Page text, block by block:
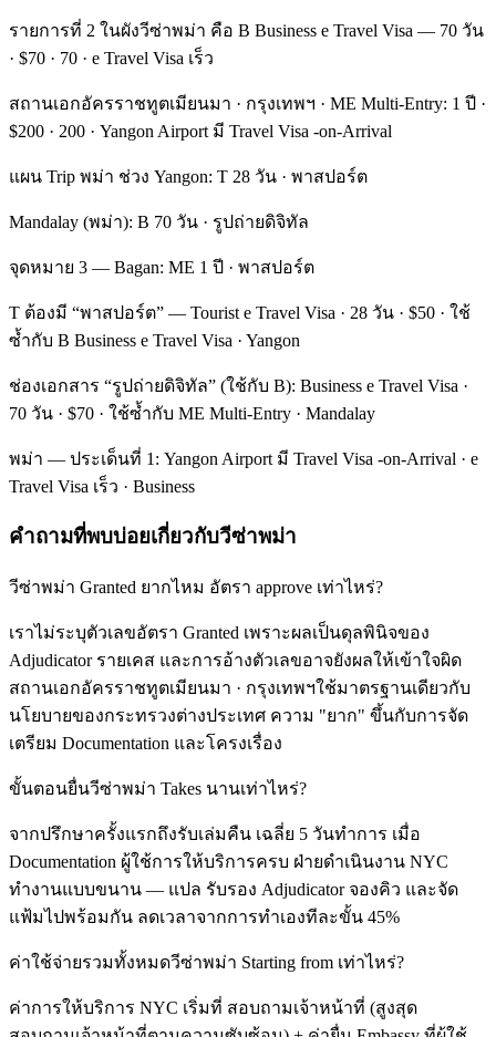
รายการที่ 2 ในผังวีซ่าพม่า คือ B Business e Travel Visa — 70 วัน
· $70 · 70 · e Travel Visa เร็ว
สถานเอกอัครราชทูตเมียนมา · กรุงเทพฯ · ME Multi-Entry: 1 ปี ·
$200 · 200 · Yangon Airport มี Travel Visa -on-Arrival
แผน Trip พม่า ช่วง Yangon: T 28 วัน · พาสปอร์ต
Mandalay (พม่า): B 70 วัน · รูปถ่ายดิจิทัล
จุดหมาย 3 — Bagan: ME 1 ปี · พาสปอร์ต
T ต้องมี “พาสปอร์ต” — Tourist e Travel Visa · 28 วัน · $50 · ใช้
ซ้ำกับ B Business e Travel Visa · Yangon
ช่องเอกสาร “รูปถ่ายดิจิทัล” (ใช้กับ B): Business e Travel Visa ·
70 วัน · $70 · ใช้ซ้ำกับ ME Multi-Entry · Mandalay
พม่า — ประเด็นที่ 1: Yangon Airport มี Travel Visa -on-Arrival · e
Travel Visa เร็ว · Business
คำถามที่พบบ่อยเกี่ยวกับวีซ่าพม่า
วีซ่าพม่า Granted ยากไหม อัตรา approve เท่าไหร่?
เราไม่ระบุตัวเลขอัตรา Granted เพราะผลเป็นดุลพินิจของ
Adjudicator รายเคส และการอ้างตัวเลขอาจยังผลให้เข้าใจผิด
สถานเอกอัครราชทูตเมียนมา · กรุงเทพฯใช้มาตรฐานเดียวกับ
นโยบายของกระทรวงต่างประเทศ ความ "ยาก" ขึ้นกับการจัด
เตรียม Documentation และโครงเรื่อง
ขั้นตอนยื่นวีซ่าพม่า Takes นานเท่าไหร่?
จากปรึกษาครั้งแรกถึงรับเล่มคืน เฉลี่ย 5 วันทำการ เมื่อ
Documentation ผู้ใช้การให้บริการครบ ฝ่ายดำเนินงาน NYC
ทำงานแบบขนาน — แปล รับรอง Adjudicator จองคิว และจัด
แฟ้มไปพร้อมกัน ลดเวลาจากการทำเองทีละขั้น 45%
ค่าใช้จ่ายรวมทั้งหมดวีซ่าพม่า Starting from เท่าไหร่?
ค่าการให้บริการ NYC เริ่มที่ สอบถามเจ้าหน้าที่ (สูงสุด